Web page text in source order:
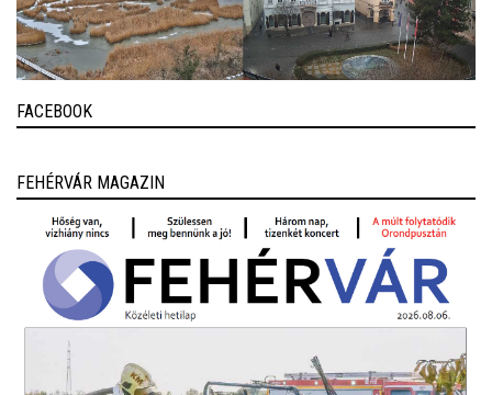
FACEBOOK
FEHÉRVÁR MAGAZIN